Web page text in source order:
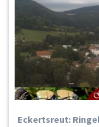
Eckertsreut: